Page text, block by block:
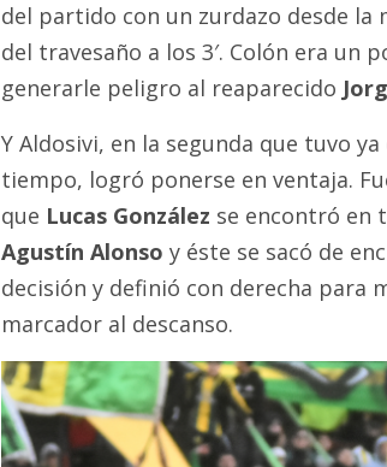
del partido con un zurdazo desde la
del travesaño a los 3′. Colón era un
generarle peligro al reaparecido
Y Aldosivi, en la segunda que tuvo
tiempo, logró ponerse en ventaja.
que Lucas González se encontró en
Agustín Alonso y éste se sacó de
decisión y definió con derecha para
marcador al descanso.